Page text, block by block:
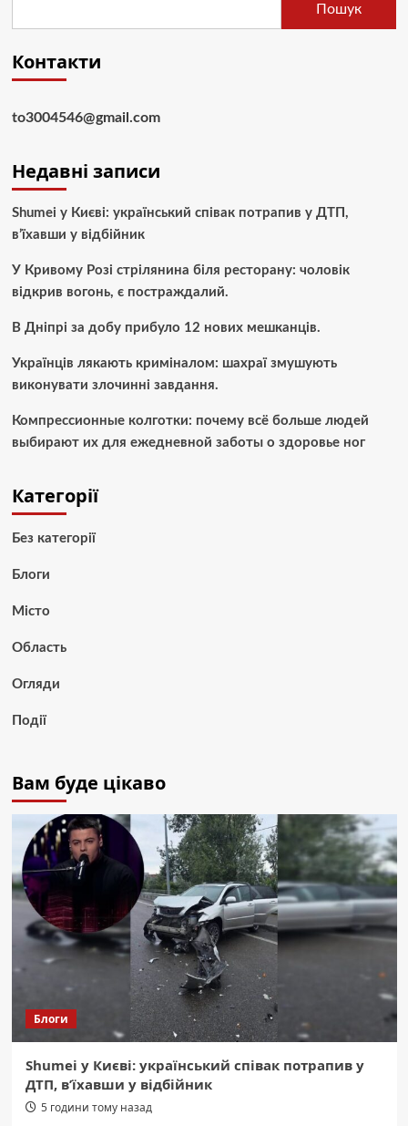
Пошук
Контакти
to3004546@gmail.com
Недавні записи
Shumei у Києві: український співак потрапив у ДТП,
в’їхавши у відбійник
У Кривому Розі стрілянина біля ресторану: чоловік
відкрив вогонь, є постраждалий.
В Дніпрі за добу прибуло 12 нових мешканців.
Українців лякають криміналом: шахраї змушують
виконувати злочинні завдання.
Компрессионные колготки: почему всё больше людей
выбирают их для ежедневной заботы о здоровье ног
Категорії
Без категорії
Блоги
Місто
Область
Огляди
Події
Вам буде цікаво
Блоги
Shumei у Києві: український співак потрапив у
ДТП, в’їхавши у відбійник
5 години тому назад